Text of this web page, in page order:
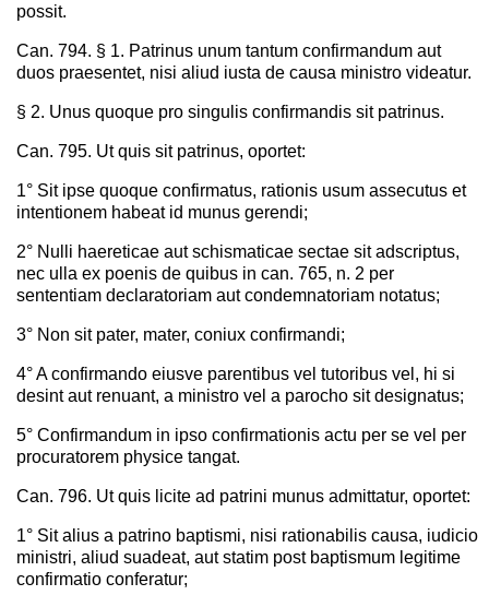
possit.
Can. 794. § 1. Patrinus unum tantum confirmandum aut
duos praesentet, nisi aliud iusta de causa ministro videatur.
§ 2. Unus quoque pro singulis confirmandis sit patrinus.
Can. 795. Ut quis sit patrinus, oportet:
1° Sit ipse quoque confirmatus, rationis usum assecutus et
intentionem habeat id munus gerendi;
2° Nulli haereticae aut schismaticae sectae sit adscriptus,
nec ulla ex poenis de quibus in can. 765, n. 2 per
sententiam declaratoriam aut condemnatoriam notatus;
3° Non sit pater, mater, coniux confirmandi;
4° A confirmando eiusve parentibus vel tutoribus vel, hi si
desint aut renuant, a ministro vel a parocho sit designatus;
5° Confirmandum in ipso confirmationis actu per se vel per
procuratorem physice tangat.
Can. 796. Ut quis licite ad patrini munus admittatur, oportet:
1° Sit alius a patrino baptismi, nisi rationabilis causa, iudicio
ministri, aliud suadeat, aut statim post baptismum legitime
confirmatio conferatur;